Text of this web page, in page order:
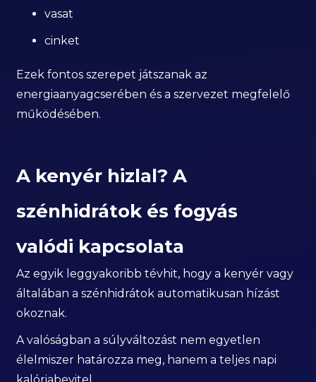
vasat
cinket
Ezek fontos szerepet játszanak az
energiaanyagcserében és a szervezet megfelelő
működésében.
A kenyér hizlal? A
szénhidrátok és fogyás
valódi kapcsolata
Az egyik leggyakoribb tévhit, hogy a kenyér vagy
általában a szénhidrátok automatikusan hízást
okoznak.
A valóságban a súlyváltozást nem egyetlen
élelmiszer határozza meg, hanem a teljes napi
kalóriabevitel.